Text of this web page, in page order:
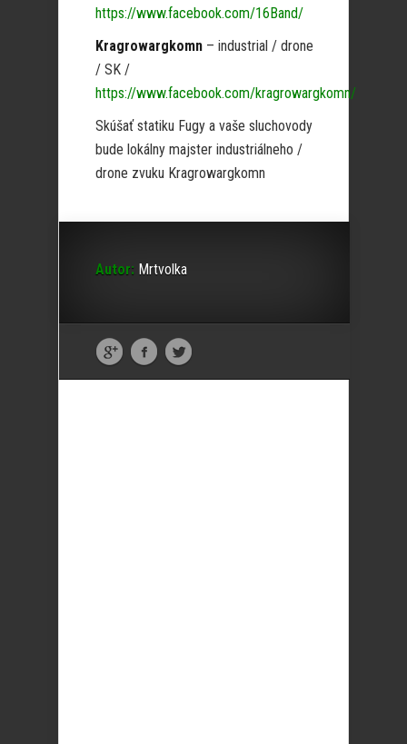
https://www.facebook.com/16Band/
Kragrowargkomn – industrial / drone
/ SK /
https://www.facebook.com/kragrowargkomn/
Skúšať statiku Fugy a vaše sluchovody
bude lokálny majster industriálneho /
drone zvuku Kragrowargkomn
Autor: Mrtvolka